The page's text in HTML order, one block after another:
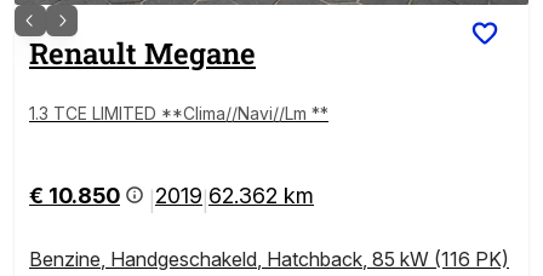
Renault Megane
1.3 TCE LIMITED **Clima//Navi//Lm **
€ 10.850 2019 62.362 km
Benzine, Handgeschakeld, Hatchback, 85 kW (116 PK)